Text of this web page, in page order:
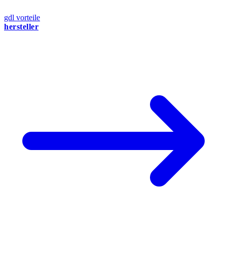
gdl vorteile
hersteller